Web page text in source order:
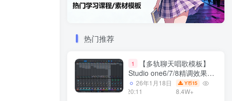
热门推荐
1
【多轨聊天唱歌模板】
Studio one6/7/8精调效果包
多种效果模式 声卡调试好直
播预设模板
26年1月18日
20:11
Y币15
8.4W+